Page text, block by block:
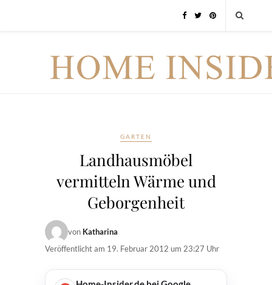
GARTEN
Landhausmöbel
vermitteln Wärme und
Geborgenheit
von Katharina
Veröffentlicht am 19. Februar 2012 um 23:27 Uhr